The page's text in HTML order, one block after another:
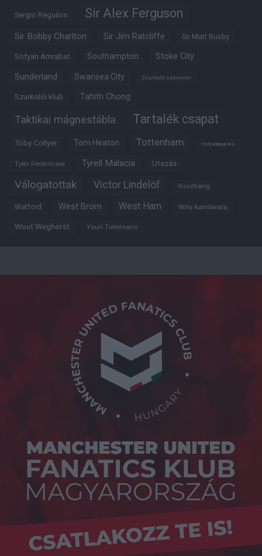
Sergio Reguilon Sir Alex Ferguson
Sir Bobby Charlton Sir Jim Ratcliffe Sir Matt Busby
Sofyan Amrabat Southampton Stoke City
Sunderland Swansea City Szurkoló szemmel
Szurkolói klub Tahith Chong
Taktikai mágnestábla Tartalék csapat
Toby Collyer Tom Heaton Tottenham Trófeabibliográfia
Tyler Fredericson Tyrell Malacia Utazás
Válogatottak Victor Lindelöf Visszhang
Watford West Brom West Ham Willy Kambwala
Wout Weghorst Youri Tielemans